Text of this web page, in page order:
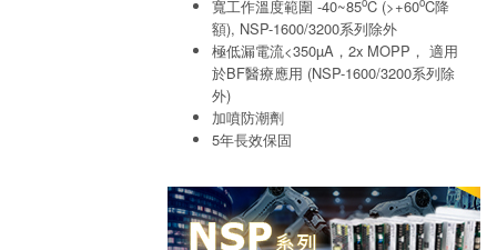
寬工作溫度範圍 -40~85 C (>+60 C降
額), NSP-1600/3200系列除外
極低漏電流<350µA，2x MOPP， 適用
於BF醫療應用 (NSP-1600/3200系列除
外)
加噴防潮劑
5年長效保固